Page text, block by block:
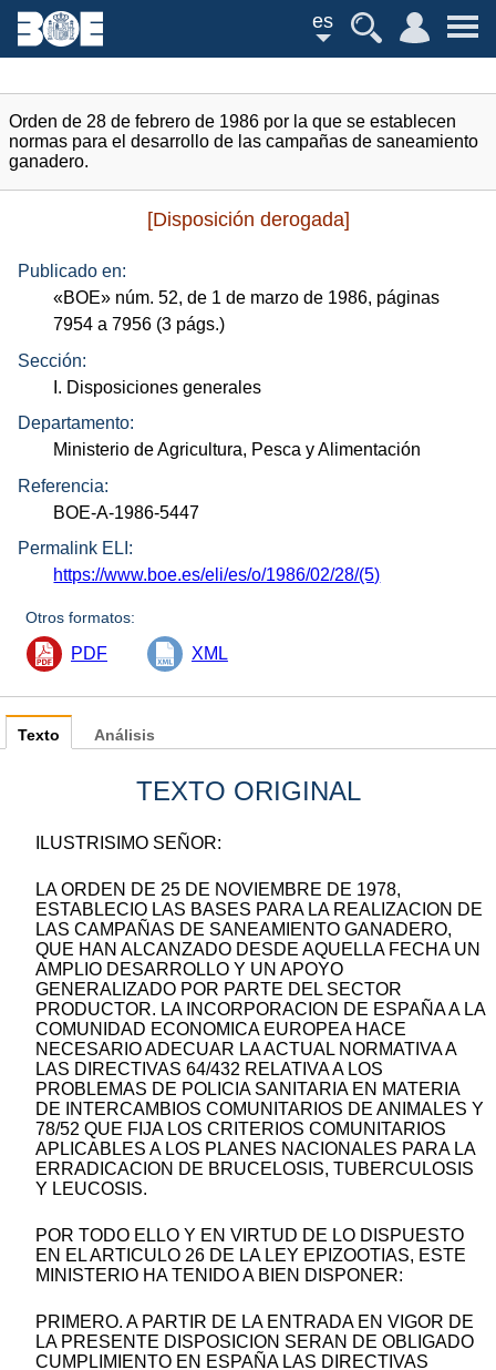
es
Orden de 28 de febrero de 1986 por la que se establecen
normas para el desarrollo de las campañas de saneamiento
ganadero.
[Disposición derogada]
Publicado en:
«BOE» núm. 52, de 1 de marzo de 1986, páginas
7954 a 7956 (3 págs.)
Sección:
I. Disposiciones generales
Departamento:
Ministerio de Agricultura, Pesca y Alimentación
Referencia:
BOE-A-1986-5447
Permalink ELI:
https://www.boe.es/eli/es/o/1986/02/28/(5)
Otros formatos:
PDF XML
Texto
TEXTO ORIGINAL
ILUSTRISIMO SEÑOR:
LA ORDEN DE 25 DE NOVIEMBRE DE 1978,
ESTABLECIO LAS BASES PARA LA REALIZACION DE
LAS CAMPAÑAS DE SANEAMIENTO GANADERO,
QUE HAN ALCANZADO DESDE AQUELLA FECHA UN
AMPLIO DESARROLLO Y UN APOYO
GENERALIZADO POR PARTE DEL SECTOR
PRODUCTOR. LA INCORPORACION DE ESPAÑA A LA
COMUNIDAD ECONOMICA EUROPEA HACE
NECESARIO ADECUAR LA ACTUAL NORMATIVA A
LAS DIRECTIVAS 64/432 RELATIVA A LOS
PROBLEMAS DE POLICIA SANITARIA EN MATERIA
DE INTERCAMBIOS COMUNITARIOS DE ANIMALES Y
78/52 QUE FIJA LOS CRITERIOS COMUNITARIOS
APLICABLES A LOS PLANES NACIONALES PARA LA
ERRADICACION DE BRUCELOSIS, TUBERCULOSIS
Y LEUCOSIS.
POR TODO ELLO Y EN VIRTUD DE LO DISPUESTO
EN EL ARTICULO 26 DE LA LEY EPIZOOTIAS, ESTE
MINISTERIO HA TENIDO A BIEN DISPONER:
PRIMERO. A PARTIR DE LA ENTRADA EN VIGOR DE
LA PRESENTE DISPOSICION SERAN DE OBLIGADO
CUMPLIMIENTO EN ESPAÑA LAS DIRECTIVAS
Análisis